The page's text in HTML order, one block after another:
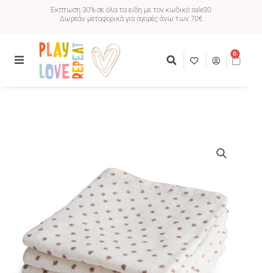
Έκπτωση 30% σε όλα τα είδη με τον κωδικό sale30
Δωρεάν μεταφορικά για αγορές άνω των 70€
0